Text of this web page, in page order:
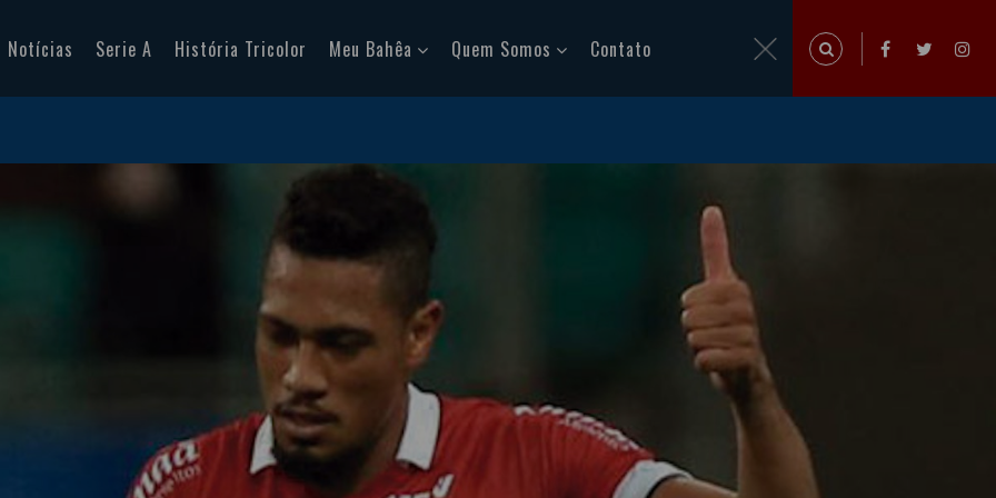
Notícias Serie A História Tricolor Meu Bahêa Quem Somos Contato